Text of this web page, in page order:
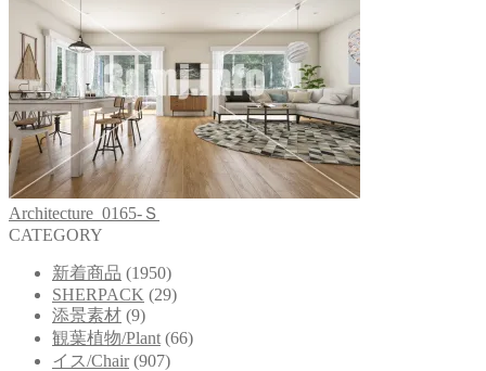
Architecture_0165-Ｓ
CATEGORY
新着商品 (1950)
SHERPACK (29)
添景素材 (9)
観葉植物/Plant (66)
イス/Chair (907)